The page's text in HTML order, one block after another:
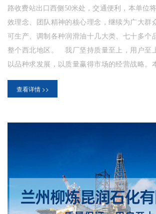
路收费站出口西侧50米处，交通便利，本单位
效理念、团队精神的核心理念，继续为广大群
可生产、调制各种润滑油十几大类、七十多个
整个西北地区。 我厂坚持质量至上，用户至
以品种求发展，以质量赢得市场的经营战略。
量、好的工艺技术和设备，为开发生产高质量
的技术服务创造了优越的条件，企业产品采用
我们将始终秉承“诚信服务”的服务理念为广大
的产品和服务。
地址：兰州市安宁区九合镇兰州西高速公路收
查看详情 >>